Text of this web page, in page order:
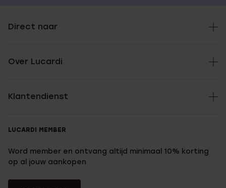
Direct naar
Over Lucardi
Klantendienst
LUCARDI MEMBER
Word member en ontvang altijd minimaal 10% korting
op al jouw aankopen